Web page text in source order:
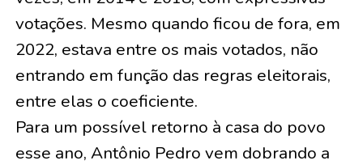
votações. Mesmo quando ficou de fora, em
2022, estava entre os mais votados, não
entrando em função das regras eleitorais,
entre elas o coeficiente.
Para um possível retorno à casa do povo
esse ano, Antônio Pedro vem dobrando a